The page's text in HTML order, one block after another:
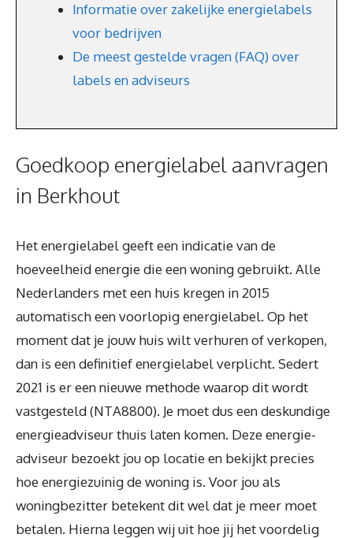
Informatie over zakelijke energielabels
voor bedrijven
De meest gestelde vragen (FAQ) over
labels en adviseurs
Goedkoop energielabel aanvragen
in Berkhout
Het energielabel geeft een indicatie van de
hoeveelheid energie die een woning gebruikt. Alle
Nederlanders met een huis kregen in 2015
automatisch een voorlopig energielabel. Op het
moment dat je jouw huis wilt verhuren of verkopen,
dan is een definitief energielabel verplicht. Sedert
2021 is er een nieuwe methode waarop dit wordt
vastgesteld (NTA8800). Je moet dus een deskundige
energieadviseur thuis laten komen. Deze energie-
adviseur bezoekt jou op locatie en bekijkt precies
hoe energiezuinig de woning is. Voor jou als
woningbezitter betekent dit wel dat je meer moet
betalen. Hierna leggen wij uit hoe jij het voordelig